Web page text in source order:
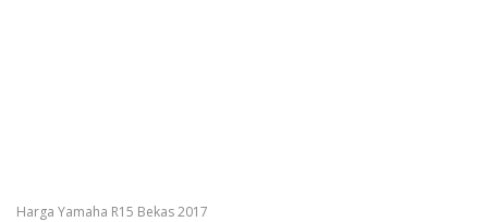
Harga Yamaha R15 Bekas 2017